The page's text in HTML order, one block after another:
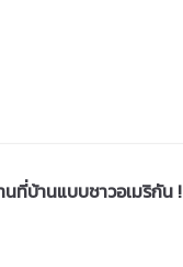
นที่บ้านแบบชาวอเมริกัน !